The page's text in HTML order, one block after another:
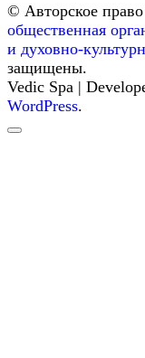
© Авторское
общественная
и духовно-
защищены.
Vedic Spa |
WordPress.